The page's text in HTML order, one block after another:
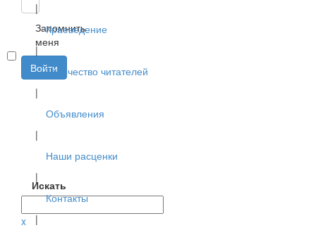
Запомнить
меня
Войти
Искать
x
|
Краеведение
|
Творчество читателей
|
Объявления
|
Наши расценки
|
Контакты
|